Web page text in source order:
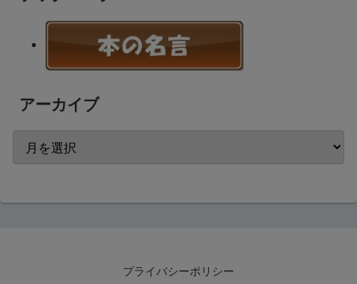
アーカイブ
プライバシーポリシー